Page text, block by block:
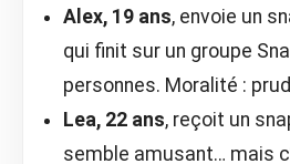
Alex, 19 ans, envoie un
qui finit sur un groupe
personnes. Moralité :
Lea, 22 ans, reçoit un
semble amusant… mais